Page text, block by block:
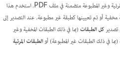
يحدد ما إذا كانت الطبقات المرئية وغير المطبوعة متضمنة في ملف PDF. استخدم هذا
أو تم تعيينها كطبقة غير مطبوعة. عند التصدير إلى
كل الطبقات(بما في ذلك الطبقات المخفية وغير
(بما في ذلك الطبقات غير المطبوعة) أوالطبقات المرئية